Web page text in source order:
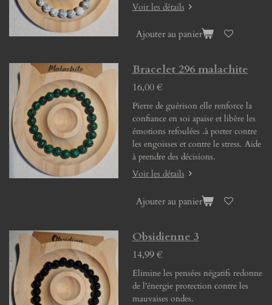
Voir les détails
Ajouter au panier
Bracelet 296 malachite
16,00 €
Pierre de guérison elle renforce la
confiance en soi apaise et libère les
émotions refoulées .à porter contre
les engoisses et contre le stress. Aide
à prendre des décisions.
Voir les détails
Ajouter au panier
Obsidienne 3
14,99 €
Elimine les pensées négatifs redonne
de l'énergie protection contre les
mauvaises ondes.